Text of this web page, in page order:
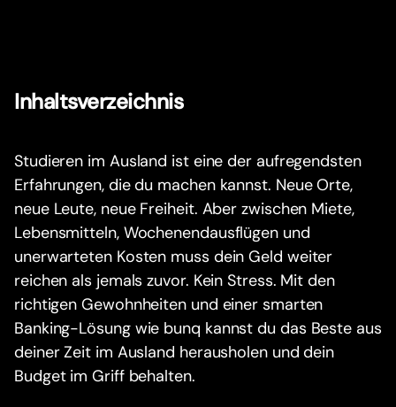
Inhaltsverzeichnis
Studieren im Ausland ist eine der aufregendsten
Erfahrungen, die du machen kannst. Neue Orte,
neue Leute, neue Freiheit. Aber zwischen Miete,
Lebensmitteln, Wochenendausflügen und
unerwarteten Kosten muss dein Geld weiter
reichen als jemals zuvor. Kein Stress. Mit den
richtigen Gewohnheiten und einer smarten
Banking-Lösung wie bunq kannst du das Beste aus
deiner Zeit im Ausland herausholen und dein
Budget im Griff behalten.